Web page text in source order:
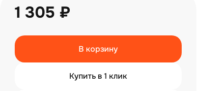
1 305 ₽
В корзину
Купить в 1 клик